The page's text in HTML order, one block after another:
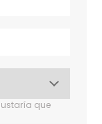
que